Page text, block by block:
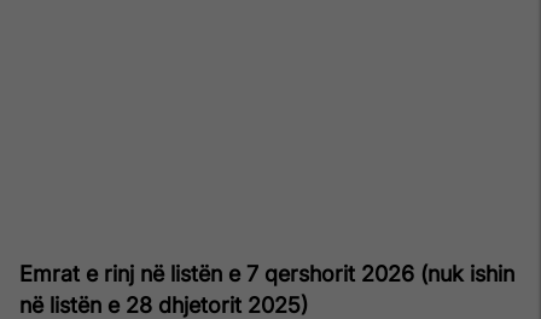
Emrat e rinj në listën e 7 qershorit 2026 (nuk ishin
në listën e 28 dhjetorit 2025)